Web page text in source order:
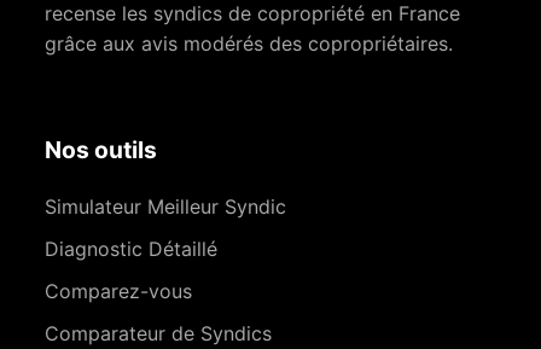
recense les syndics de copropriété en France
grâce aux avis modérés des copropriétaires.
Nos outils
Simulateur Meilleur Syndic
Diagnostic Détaillé
Comparez-vous
Comparateur de Syndics